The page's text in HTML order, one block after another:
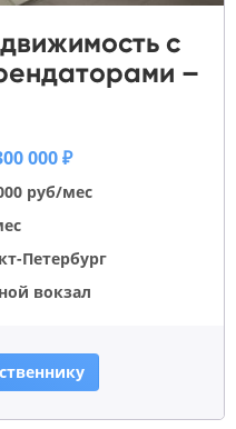
с
–
000 ₽
руб/мес
Петербург
вокзал